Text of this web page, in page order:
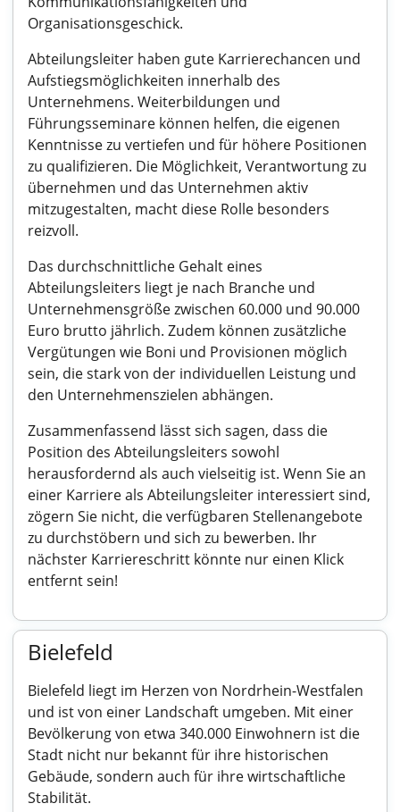
Organisationsgeschick.
Abteilungsleiter haben gute Karrierechancen und
Aufstiegsmöglichkeiten innerhalb des
Unternehmens. Weiterbildungen und
Führungsseminare können helfen, die eigenen
Kenntnisse zu vertiefen und für höhere Positionen
zu qualifizieren. Die Möglichkeit, Verantwortung zu
übernehmen und das Unternehmen aktiv
mitzugestalten, macht diese Rolle besonders
reizvoll.
Das durchschnittliche Gehalt eines
Abteilungsleiters liegt je nach Branche und
Unternehmensgröße zwischen 60.000 und 90.000
Euro brutto jährlich. Zudem können zusätzliche
Vergütungen wie Boni und Provisionen möglich
sein, die stark von der individuellen Leistung und
den Unternehmenszielen abhängen.
Zusammenfassend lässt sich sagen, dass die
Position des Abteilungsleiters sowohl
herausfordernd als auch vielseitig ist. Wenn Sie an
einer Karriere als Abteilungsleiter interessiert sind,
zögern Sie nicht, die verfügbaren Stellenangebote
zu durchstöbern und sich zu bewerben. Ihr
nächster Karriereschritt könnte nur einen Klick
entfernt sein!
Bielefeld
Bielefeld liegt im Herzen von Nordrhein-Westfalen
und ist von einer Landschaft umgeben. Mit einer
Bevölkerung von etwa 340.000 Einwohnern ist die
Stadt nicht nur bekannt für ihre historischen
Gebäude, sondern auch für ihre wirtschaftliche
Stabilität.